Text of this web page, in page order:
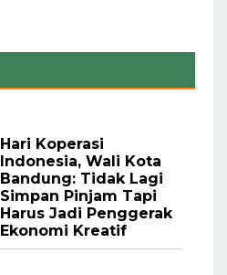
Hari Koperasi
Indonesia, Wali Kota
Bandung: Tidak Lagi
Simpan Pinjam Tapi
Harus Jadi Penggerak
Ekonomi Kreatif